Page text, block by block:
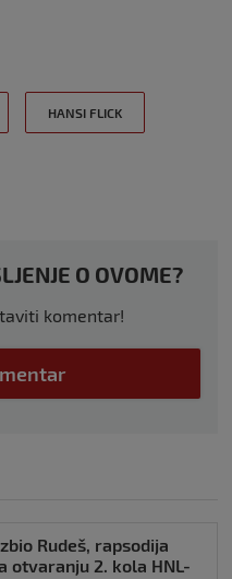
HANSI FLICK
O OVOME?
komentar!
Rudeš, rapsodija
otvaranju 2. kola HNL-